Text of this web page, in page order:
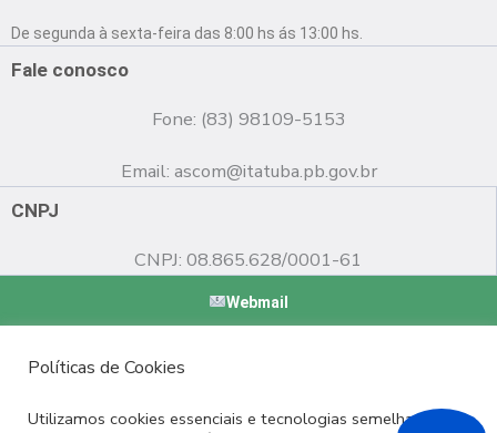
o
o
b
e
g
r
De segunda à sexta-feira das 8:00 hs ás 13:00 hs.
Fale conosco
Fone: (83) 98109-5153
Email: ascom@itatuba.pb.gov.br
CNPJ
CNPJ: 08.865.628/0001-61
Webmail
Políticas de Cookies
Utilizamos cookies essenciais e tecnologias semelhantes de